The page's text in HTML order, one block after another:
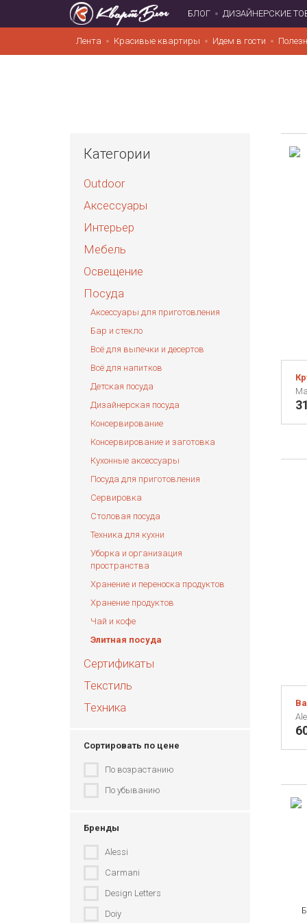
БЛОГ ДИЗАЙНЕРСКИЕ
Лента Красивые квартиры Идем в гости
Категории
Outdoor
Аксессуары
Интерьер
Мебель
Освещение
Посуда
Аксессуары для приготовления
Бар и стекло
Всё для выпечки и десертов
Всё для напитков
Детская посуда
Дизайнерская посуда
Консервирование
Консервирование и заготовка
Кухонные аксессуары
Посуда для приготовления
Сервировка
Столовая посуда
Техника для кухни
Уборка и организация
пространства
Хранение и переноска продуктов
Хранение продуктов
Чай и кофе
Элитная посуда
Сертификаты
Текстиль
Техника
Сортировать по цене
По возрастанию
По убыванию
Бренды
Alessi
Carmani
Design Letters
Doiy